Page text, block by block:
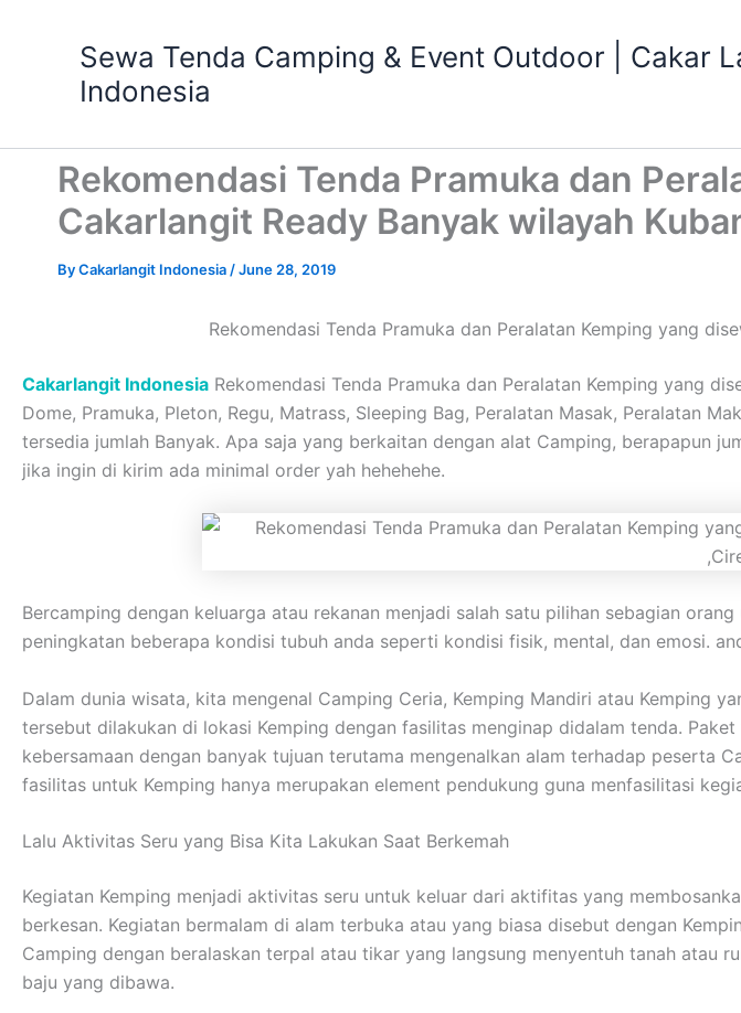
Sewa Tenda Camping & Event Outdoor | Cakar
Indonesia
Rekomendasi Tenda Pramuka dan
Cakarlangit Ready Banyak wilayah
ByCakarlangit Indonesia /June 28, 2019
Rekomendasi Tenda Pramuka dan Peralatan Kemping yang
Cakarlangit Indonesia Rekomendasi Tenda Pramuka dan Peralatan Kemping yang
Dome, Pramuka, Pleton, Regu, Matrass, Sleeping Bag, Peralatan Masak, Peralatan
tersedia jumlah Banyak. Apa saja yang berkaitan dengan alat Camping, berapapun
jika ingin di kirim ada minimal order yah hehehehe.
Bercamping dengan keluarga atau rekanan menjadi salah satu pilihan sebagian
peningkatan beberapa kondisi tubuh anda seperti kondisi fisik, mental, dan emosi.
Dalam dunia wisata, kita mengenal Camping Ceria, Kemping Mandiri atau Kemping
tersebut dilakukan di lokasi Kemping dengan fasilitas menginap didalam tenda.
kebersamaan dengan banyak tujuan terutama mengenalkan alam terhadap peserta
fasilitas untuk Kemping hanya merupakan element pendukung guna menfasilitasi
Lalu Aktivitas Seru yang Bisa Kita Lakukan Saat Berkemah
Kegiatan Kemping menjadi aktivitas seru untuk keluar dari aktifitas yang
berkesan. Kegiatan bermalam di alam terbuka atau yang biasa disebut dengan
Camping dengan beralaskan terpal atau tikar yang langsung menyentuh tanah atau
baju yang dibawa.